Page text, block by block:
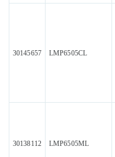
30145657 LMP6505CL
30138112 LMP6505ML